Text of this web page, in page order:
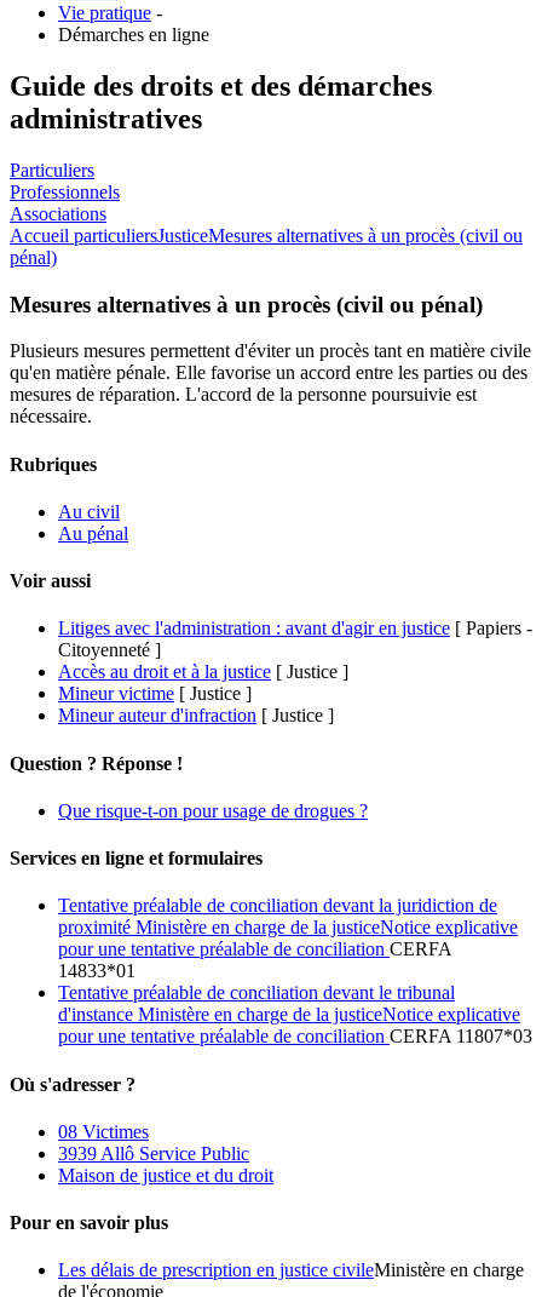
Vie pratique -
Démarches en ligne
Guide des droits et des démarches
administratives
Particuliers
Professionnels
Associations
Accueil particuliersJusticeMesures alternatives à un procès (civil ou
pénal)
Mesures alternatives à un procès (civil ou pénal)
Plusieurs mesures permettent d'éviter un procès tant en matière civile
qu'en matière pénale. Elle favorise un accord entre les parties ou des
mesures de réparation. L'accord de la personne poursuivie est
nécessaire.
Rubriques
Au civil
Au pénal
Voir aussi
Litiges avec l'administration : avant d'agir en justice [ Papiers -
Citoyenneté ]
Accès au droit et à la justice [ Justice ]
Mineur victime [ Justice ]
Mineur auteur d'infraction [ Justice ]
Question ? Réponse !
Que risque-t-on pour usage de drogues ?
Services en ligne et formulaires
Tentative préalable de conciliation devant la juridiction de
proximité Ministère en charge de la justiceNotice explicative
pour une tentative préalable de conciliation CERFA
14833*01
Tentative préalable de conciliation devant le tribunal
d'instance Ministère en charge de la justiceNotice explicative
pour une tentative préalable de conciliation CERFA 11807*03
Où s'adresser ?
08 Victimes
3939 Allô Service Public
Maison de justice et du droit
Pour en savoir plus
Les délais de prescription en justice civileMinistère en charge
de l'économie